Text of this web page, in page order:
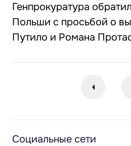
Генпрокуратура
Польши с просьбой о
Путило и Романа
Социальные сети